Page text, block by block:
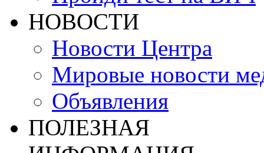
НОВОСТИ
Новости Центра
Мировые новости
Объявления
ПОЛЕЗНАЯ